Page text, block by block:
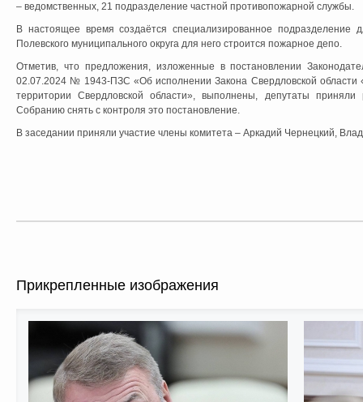
– ведомственных, 21 подразделение частной противопожарной службы.
В настоящее время создаётся специализированное подразделение
Полевского муниципального округа для него строится пожарное депо.
Отметив, что предложения, изложенные в постановлении
02.07.2024 № 1943-ПЗС «Об исполнении Закона Свердловской области
территории Свердловской области», выполнены, депутаты приняли
Собранию снять с контроля это постановление.
В заседании приняли участие члены комитета – Аркадий Чернецкий,
Прикрепленные изображения